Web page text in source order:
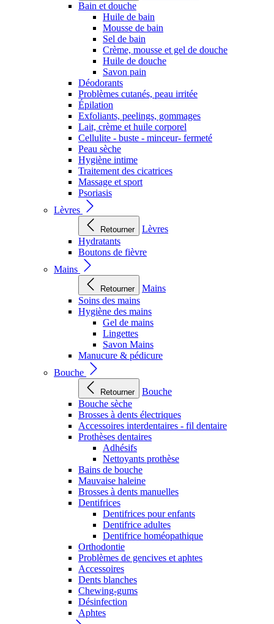
Bain et douche
Huile de bain
Mousse de bain
Sel de bain
Crème, mousse et gel de douche
Huile de douche
Savon pain
Déodorants
Problèmes cutanés, peau irritée
Épilation
Exfoliants, peelings, gommages
Lait, crème et huile corporel
Cellulite - buste - minceur- fermeté
Peau sèche
Hygiène intime
Traitement des cicatrices
Massage et sport
Psoriasis
Lèvres
Retourner
Lèvres
Hydratants
Boutons de fièvre
Mains
Retourner
Mains
Soins des mains
Hygiène des mains
Gel de mains
Lingettes
Savon Mains
Manucure & pédicure
Bouche
Retourner
Bouche
Bouche sèche
Brosses à dents électriques
Accessoires interdentaires - fil dentaire
Prothèses dentaires
Adhésifs
Nettoyants prothèse
Bains de bouche
Mauvaise haleine
Brosses à dents manuelles
Dentifrices
Dentifrices pour enfants
Dentifrice adultes
Dentifrice homéopathique
Orthodontie
Problèmes de gencives et aphtes
Accessoires
Dents blanches
Chewing-gums
Désinfection
Aphtes